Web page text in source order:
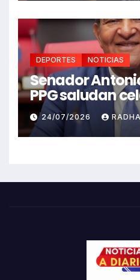
DEPORTES NOTICIAS
Senador
PPG saludan
Juegos
24/07/2026